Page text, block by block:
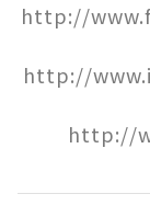
http://
http://
http://